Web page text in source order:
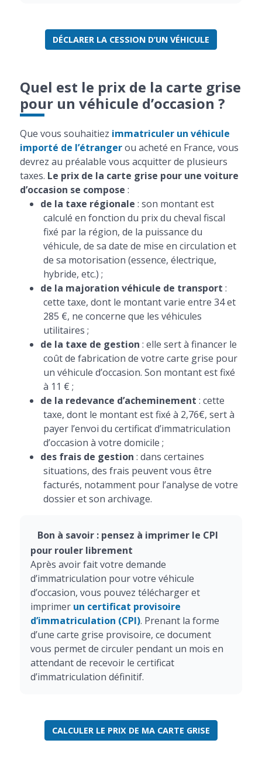
DÉCLARER LA CESSION D’UN VÉHICULE
Quel est le prix de la carte grise
pour un véhicule d’occasion ?
Que vous souhaitiez immatriculer un véhicule
importé de l’étrangerou acheté en France, vous
devrez au préalable vous acquitter de plusieurs
taxes. Le prix de la carte grise pour une voiture
d’occasion se compose :
de la taxe régionale : son montant est
calculé en fonction du prix du cheval fiscal
fixé par la région, de la puissance du
véhicule, de sa date de mise en circulation et
de sa motorisation (essence, électrique,
hybride, etc.) ;
de la majoration véhicule de transport :
cette taxe, dont le montant varie entre 34 et
285 €, ne concerne que les véhicules
utilitaires ;
de la taxe de gestion : elle sert à financer le
coût de fabrication de votre carte grise pour
un véhicule d’occasion. Son montant est fixé
à 11 € ;
de la redevance d’acheminement : cette
taxe, dont le montant est fixé à 2,76€, sert à
payer l’envoi du certificat d’immatriculation
d’occasion à votre domicile ;
des frais de gestion : dans certaines
situations, des frais peuvent vous être
facturés, notamment pour l’analyse de votre
dossier et son archivage.
Bon à savoir : pensez à imprimer le CPI
pour rouler librement
Après avoir fait votre demande
d’immatriculation pour votre véhicule
d’occasion, vous pouvez télécharger et
imprimer un certificat provisoire
d’immatriculation (CPI). Prenant la forme
d’une carte grise provisoire, ce document
vous permet de circuler pendant un mois en
attendant de recevoir le certificat
d’immatriculation définitif.
CALCULER LE PRIX DE MA CARTE GRISE